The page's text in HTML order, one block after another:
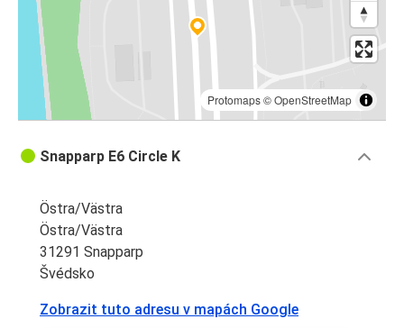
Protomaps©OpenStreetMap
Snapparp E6 Circle K
Östra/Västra
Östra/Västra
31291 Snapparp
Švédsko
Zobrazit tuto adresu v mapách Google